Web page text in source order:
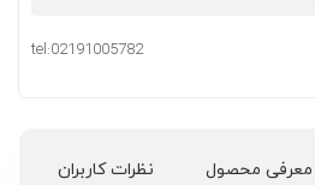
tel:02191005782
معرفی محصول نظرات کاربران